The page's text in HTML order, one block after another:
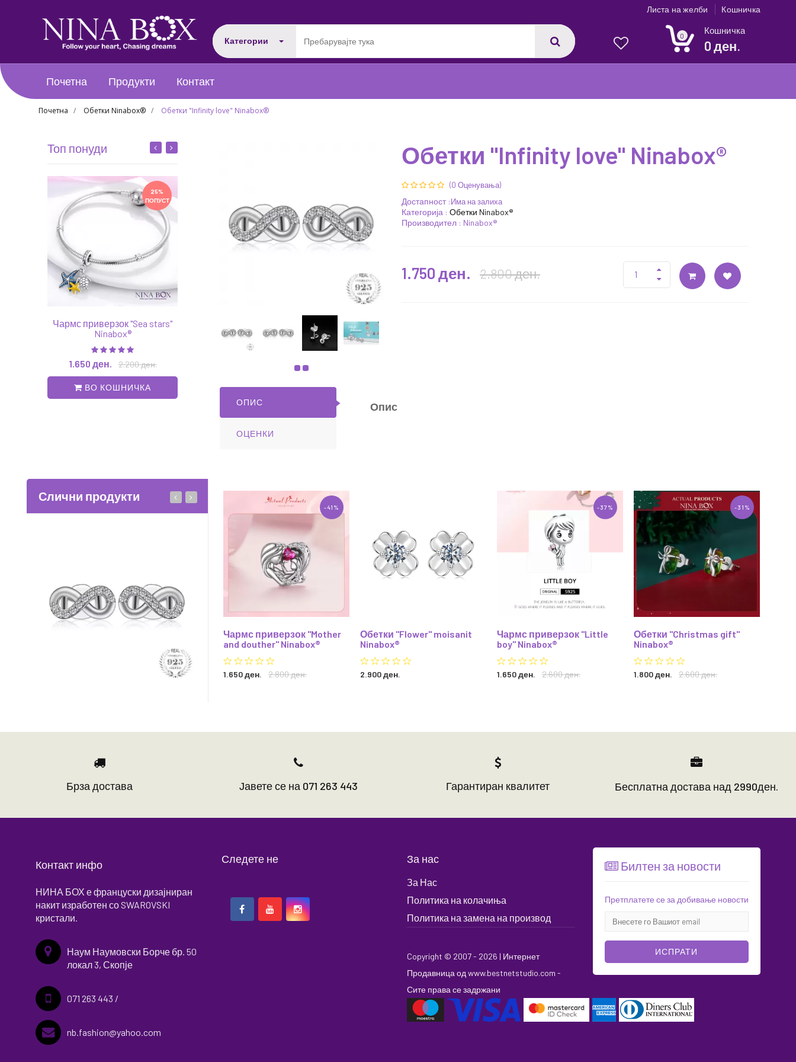
Листа на желби Кошничка
Категории 0
0
Кошничка
0 ден.
Почетна Продукти Контакт
Почетна Обетки Ninabox® Обетки "Infinity love" Ninabox®
Топ понуди
25%
ПОПУСТ
Чармс приверзок "Sea stars"
Ninabox®
1.650 ден. 2.200 ден.
ВО КОШНИЧКА
ПОПУСТ
Чармс приверзок "Happy
journey" Ninabox®
Обетки "Infinity love" Ninabox®
(0 Оценувања)
Достапност :Има на залиха
Категорија : Обетки Ninabox®
Производител : Ninabox®
1.750 ден. 2.800 ден.
ОПИС
ОЦЕНКИ
Опис
Слични продукти
-41%
Чармс приверзок "Mother
and douther" Ninabox®
1.650 ден. 2.800 ден.
Обетки "Flower" moisanit
Ninabox®
2.900 ден.
-37%
Чармс приверзок "Little
boy" Ninabox®
1.650 ден. 2.600 ден.
-31%
Обетки "Christmas gift"
Ninabox®
1.800 ден. 2.600 ден.
Брза достава Јавете се на 071 263 443 Гарантиран квалитет Бесплатна достава над 2990ден.
Контакт инфо
НИНА БОХ е француски дизајниран
накит изработен со SWAROVSKI
кристали.
Наум Наумовски Борче бр. 50
локал 3, Скопје
071 263 443 /
nb.fashion@yahoo.com
Следете не За нас
За Нас
Политика на колачиња
Политика на замена на производ
Copyright © 2007 - 2026 | Интернет
Продавница од www.bestnetstudio.com -
Сите права се задржани
Билтен за новости
Претплатете се за добивање новости
ИСПРАТИ